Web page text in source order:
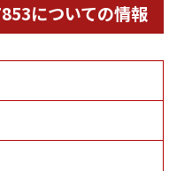
についての情報